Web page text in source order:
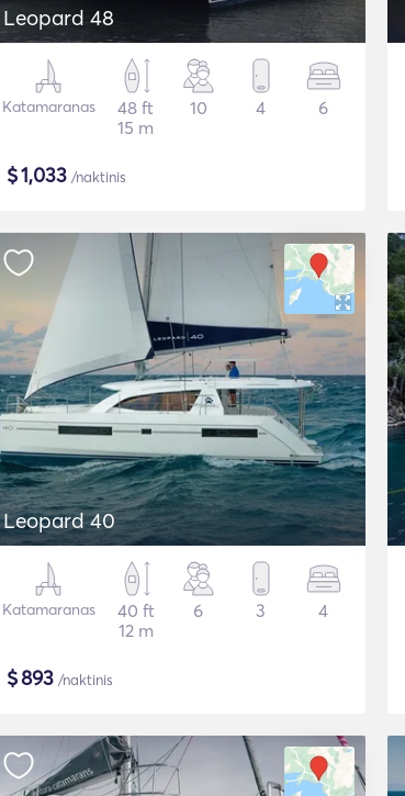
Leopard 48
Katamaranas
48 ft
15 m
10 4 6
$1,033 /naktinis
Leopard 40
Katamaranas
40 ft
12 m
6 3 4
$893 /naktinis